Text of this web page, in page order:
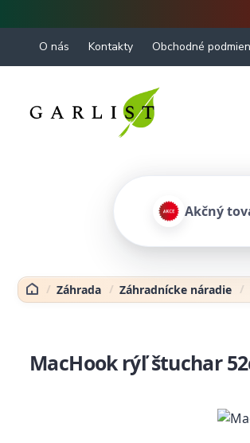
O nás Kontakty Obchodné
Akčný
Záhrada Záhradnícke náradie
MacHook rýľ štuchar